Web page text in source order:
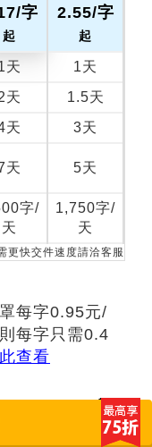
字
起
2.55/字
起
天
1天
天
1.5天
天
3天
天 5天
字/
天
1,750字/
天
更快交件速度請洽客服
每字0.95元/
每字只需0.4
查看